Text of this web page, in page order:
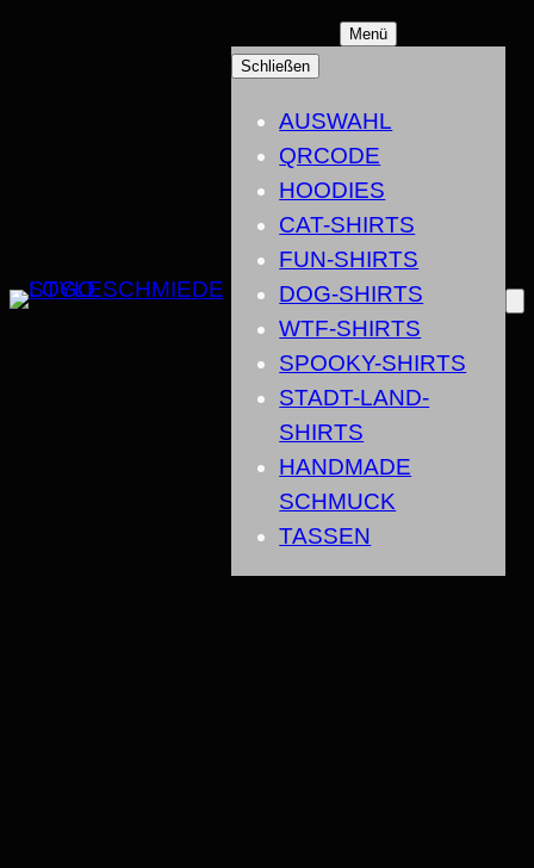
Menü
Schließen
AUSWAHL
QRCODE
HOODIES
CAT-SHIRTS
FUN-SHIRTS
DOG-SHIRTS
WTF-SHIRTS
SPOOKY-SHIRTS
STADT-LAND-
SHIRTS
HANDMADE
SCHMUCK
TASSEN